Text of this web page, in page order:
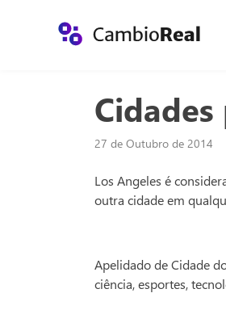
27 de Outubro de 2014
Los Angeles é
outra cidade em
Apelidado de Cidade
ciência, esportes,